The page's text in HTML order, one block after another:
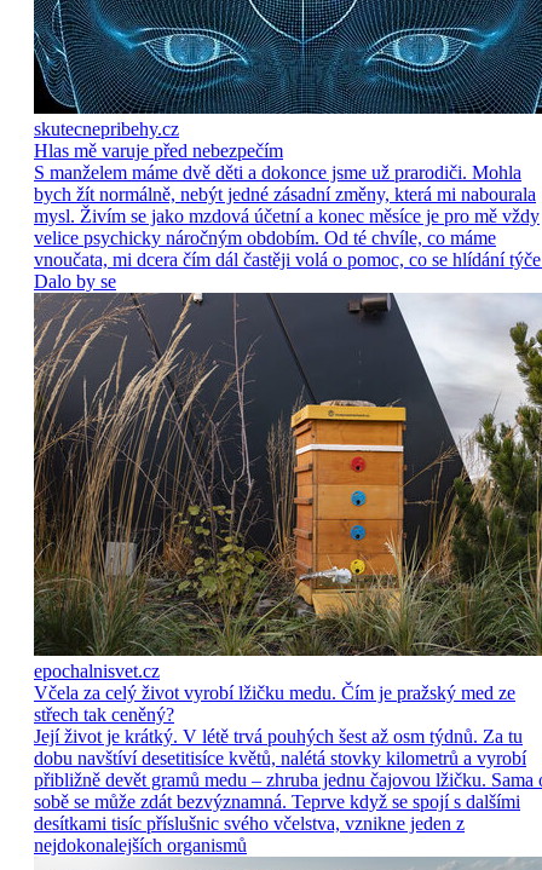
skutecnepribehy.cz
Hlas mě varuje před nebezpečím
S manželem máme dvě děti a dokonce jsme už prarodiči. Mohla
bych žít normálně, nebýt jedné zásadní změny, která mi nabourala
mysl. Živím se jako mzdová účetní a konec měsíce je pro mě vždy
velice psychicky náročným obdobím. Od té chvíle, co máme
vnoučata, mi dcera čím dál častěji volá o pomoc, co se hlídání
Dalo by se
epochalnisvet.cz
Včela za celý život vyrobí lžičku medu. Čím je pražský med ze
střech tak ceněný?
Její život je krátký. V létě trvá pouhých šest až osm týdnů. Za tu
dobu navštíví desetitisíce květů, nalétá stovky kilometrů a vyrobí
přibližně devět gramů medu – zhruba jednu čajovou lžičku. Sama
sobě se může zdát bezvýznamná. Teprve když se spojí s dalšími
desítkami tisíc příslušnic svého včelstva, vznikne jeden z
nejdokonalejších organismů